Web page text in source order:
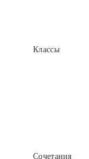
Классы
Сочетания